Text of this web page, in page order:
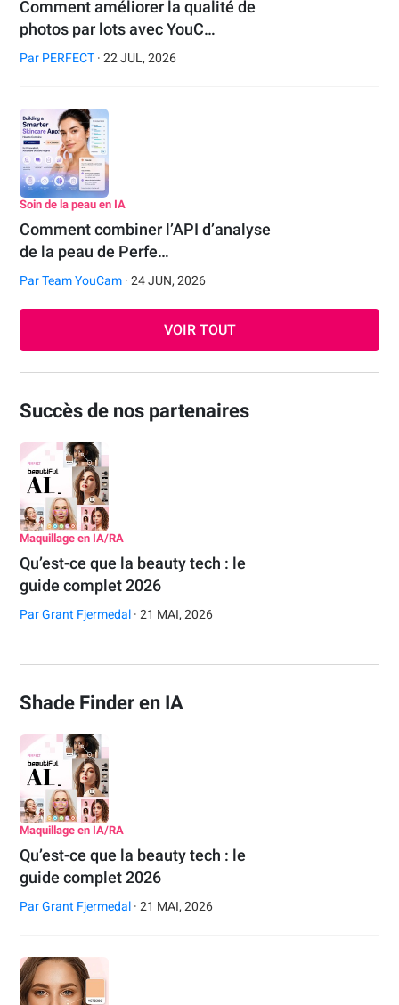
Comment améliorer la qualité de
photos par lots avec YouC…
Par PERFECT · 22 JUL, 2026
Soin de la peau en IA
Comment combiner l’API d’analyse
de la peau de Perfe…
ParTeam YouCam · 24 JUN, 2026
VOIR TOUT
Succès de nos partenaires
Maquillage en IA/RA
Qu’est-ce que la beauty tech : le
guide complet 2026
ParGrant Fjermedal · 21 MAI, 2026
Shade Finder en IA
Maquillage en IA/RA
Qu’est-ce que la beauty tech : le
guide complet 2026
ParGrant Fjermedal · 21 MAI, 2026